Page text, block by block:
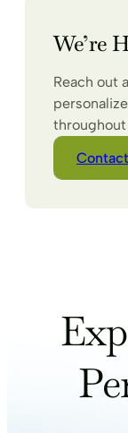
We’re
Reach out
throughout